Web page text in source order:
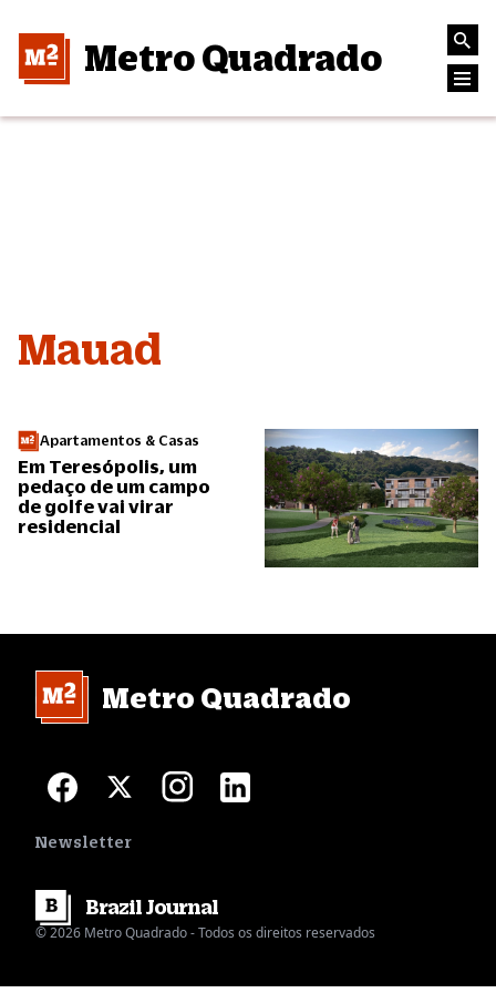
Metro Quadrado
Mauad
Apartamentos & Casas
Em Teresópolis, um
pedaço de um campo
de golfe vai virar
residencial
Metro Quadrado
Newsletter
© 2026 Metro Quadrado - Todos os direitos reservados
BrazilJournal